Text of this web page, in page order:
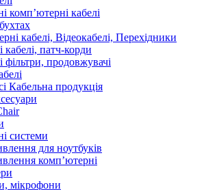
комп’ютерні кабелі
кабелі, Відеокабелі, Перехідники
патч-корди
фільтри, продовжувачі
Кабельна продукція
системи
для ноутбуків
комп’ютерні
мікрофони